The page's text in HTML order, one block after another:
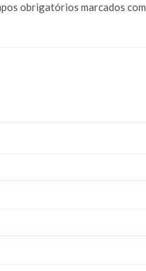
obrigatórios marcados com